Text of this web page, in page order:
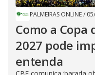
PALMEIRAS ONLINE/
Como a
2027 pode
entenda